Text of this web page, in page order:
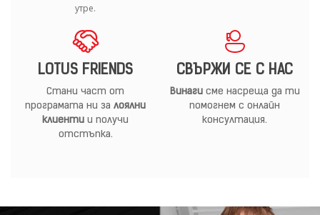
утре.
LOTUS FRIENDS
Стани част от
програмата ни за лоялни
клиенти и получи
отстъпка.
СВЪРЖИ СЕ С НАС
Винагисме насреща да ти
помогнем с онлайн
консултация.